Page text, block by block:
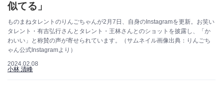
似てる」
ものまねタレントのりんごちゃんが2月7日、自身のInstagramを更新。お笑い
タレント・有吉弘行さんとタレント・王林さんとのショットを披露し、「か
わいい」と称賛の声が寄せられています。（サムネイル画像出典：りんごち
ゃん公式Instagramより）
2024.02.08
小林 清峰